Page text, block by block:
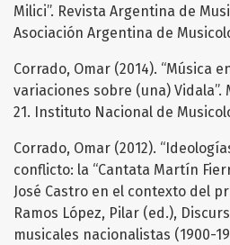
Milici”. Revista Argentina de
Asociación Argentina de
Corrado, Omar (2014). “Música
variaciones sobre (una) Vidala”.
21. Instituto Nacional de
Corrado, Omar (2012).
conflicto: la “Cantata Martín
José Castro en el contexto del
Ramos López, Pilar (ed.),
musicales nacionalistas (1900-